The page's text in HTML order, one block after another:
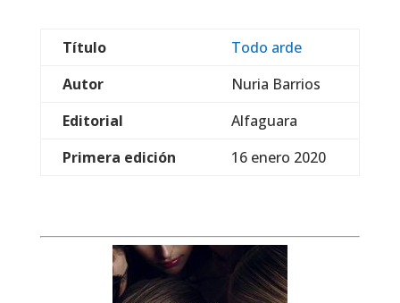
Título
Todo arde
Autor
Nuria Barrios
Editorial
Alfaguara
Primera edición
16 enero 2020